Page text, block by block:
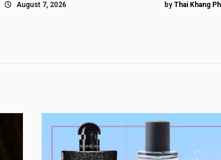
August 7, 2026 byThai Khang